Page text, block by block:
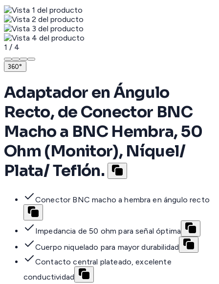
1 / 4
360°
Adaptador en Ángulo
Recto, de Conector BNC
Macho a BNC Hembra, 50
Ohm (Monitor), Níquel/
Plata/ Teflón.
Conector BNC macho a hembra en ángulo recto
Impedancia de 50 ohm para señal óptima
Cuerpo niquelado para mayor durabilidad
Contacto central plateado, excelente
conductividad